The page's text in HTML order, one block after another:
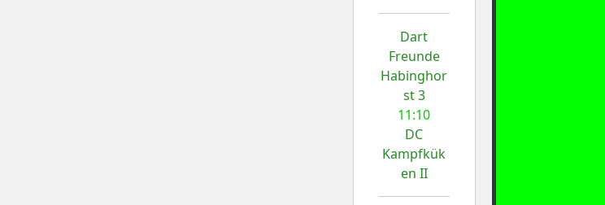
Dart
Freunde
Habinghor
st 3
11:10
DC
Kampfkük
en II